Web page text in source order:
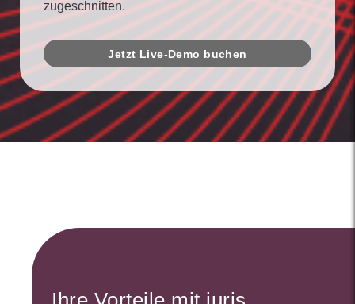
zugeschnitten.
Jetzt Live-Demo buchen